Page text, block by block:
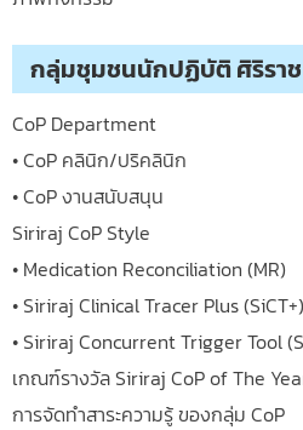
กลุ่มชุมชนนักปฏิบัติ ศิริราช
CoP Department
• CoP คลินิก/ปริคลินิก
• CoP งานสนับสนุน
Siriraj CoP Style
• Medication Reconciliation (MR)
• Siriraj Clinical Tracer Plus (SiCT+)
• Siriraj Concurrent Trigger Tool
เกณฑ์รางวัล Siriraj CoP of The
การจัดทำสาระความรู้ ของกลุ่ม CoP